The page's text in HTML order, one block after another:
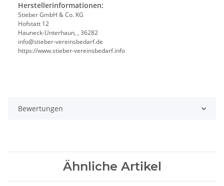
Herstellerinformationen:
Stieber GmbH & Co. KG
Hofstatt 12
Hauneck-Unterhaun, , 36282
info@stieber-vereinsbedarf.de
https://www.stieber-vereinsbedarf.info
Bewertungen
Ähnliche Artikel